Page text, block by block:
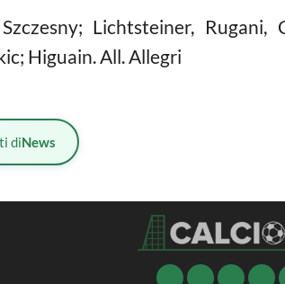
Lichtsteiner,
Higuain. All. Allegri
diNews